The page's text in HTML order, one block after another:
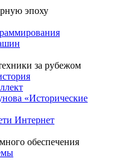
эпоху
за рубежом
«Исторические
Интернет
обеспечения